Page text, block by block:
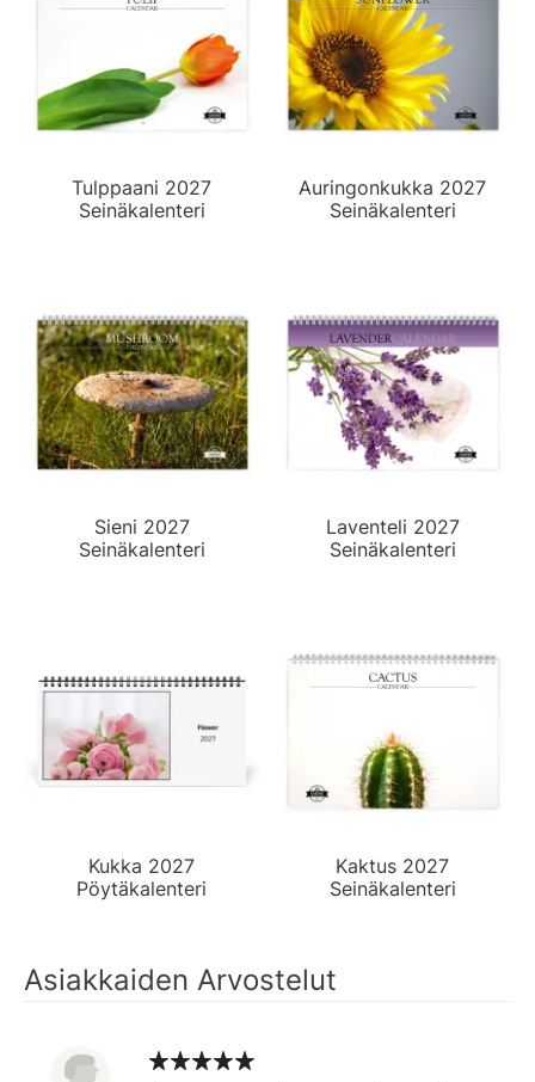
Tulppaani 2027
Seinäkalenteri
Auringonkukka 2027
Seinäkalenteri
Sieni 2027
Seinäkalenteri
Laventeli 2027
Seinäkalenteri
Kukka 2027
Pöytäkalenteri
Kaktus 2027
Seinäkalenteri
Asiakkaiden Arvostelut